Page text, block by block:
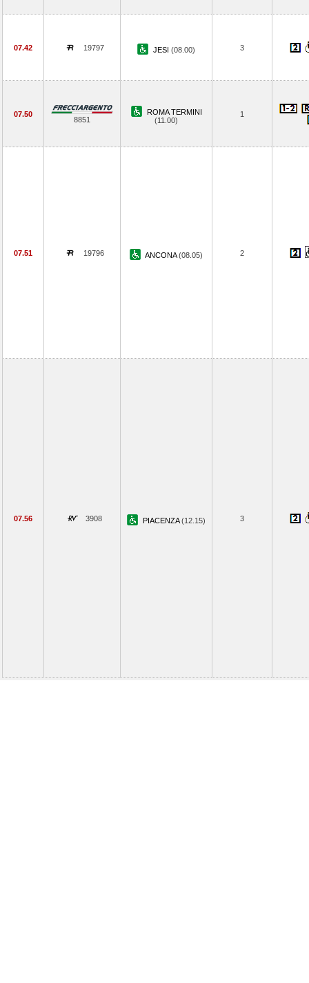
07.42 19797 JESI (08.00) 3
07.50
8851
ROMA TERMINI
(11.00)
1
07.51 19796 ANCONA(08.05) 2
07.56 3908 PIACENZA(12.15) 3